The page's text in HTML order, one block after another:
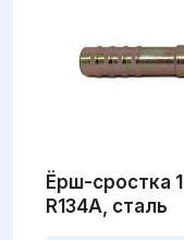
Ёрш-сростка
R134А, сталь